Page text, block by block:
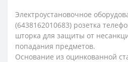
Электроустановочное
(6438162010683) розетка
шторка для защиты от
попадания предметов.
Основание из оцинкованной